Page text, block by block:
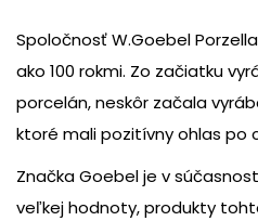
Spoločnosť W.Goebel
ako 100 rokmi. Zo začiatku
porcelán, neskôr začala
ktoré mali pozitívny ohlas po
Značka Goebel je v
veľkej hodnoty, produkty